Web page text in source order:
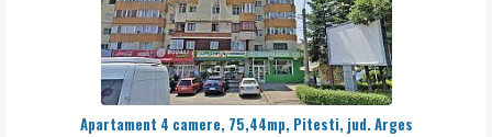
Apartament 4 camere, 75,44mp, Pitesti, jud. Arges